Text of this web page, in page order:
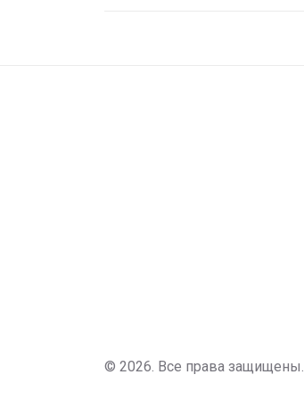
© 2026. Все права защищены.